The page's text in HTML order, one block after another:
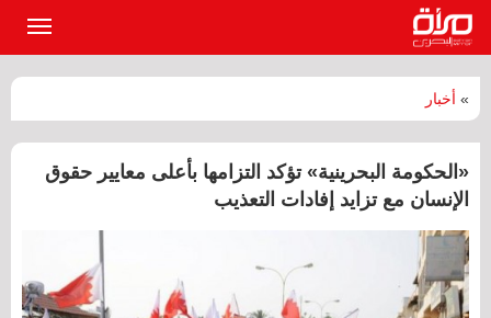
» أخبار
«الحكومة البحرينية» تؤكد التزامها بأعلى معايير حقوق
الإنسان مع تزايد إفادات التعذيب